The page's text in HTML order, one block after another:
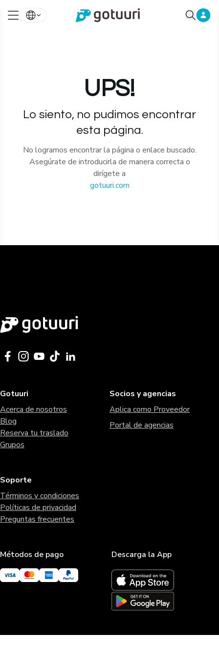
UPS!
Lo siento, no pudimos encontrar
esta página.
No logramos encontrar la página o enlace buscado.
Asegúrate de introducirla de manera correcta o
dirígete a
gotuuri.com
Gotuuri
Acerca de nosotros
Blog
Reserva tu traslado
Grupos
Socios y agencias
Aplica como Proveedor
Portal de agencias
Soporte
Términos y condiciones
Políticas de privacidad
Preguntas frecuentes
Métodos de pago Descarga la App